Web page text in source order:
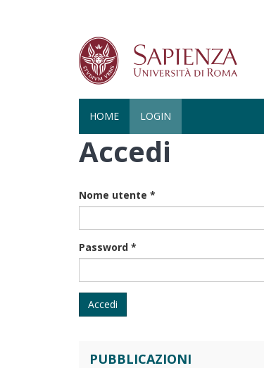
HOME LOGIN
Accedi
Nome utente *
Password *
Accedi
PUBBLICAZIONI